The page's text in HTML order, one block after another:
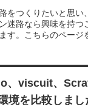
をつくりたいと思
迷路なら興味を持
す。こちらのページ
、viscuit、
境を比較しまし